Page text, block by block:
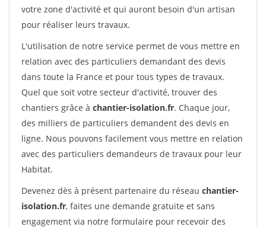
votre zone d'activité et qui auront besoin d'un artisan
pour réaliser leurs travaux.
L'utilisation de notre service permet de vous mettre en
relation avec des particuliers demandant des devis
dans toute la France et pour tous types de travaux.
Quel que soit votre secteur d'activité, trouver des
chantiers grâce à chantier-isolation.fr. Chaque jour,
des milliers de particuliers demandent des devis en
ligne. Nous pouvons facilement vous mettre en relation
avec des particuliers demandeurs de travaux pour leur
Habitat.
Devenez dès à présent partenaire du réseau chantier-
isolation.fr, faites une demande gratuite et sans
engagement via notre formulaire pour recevoir des